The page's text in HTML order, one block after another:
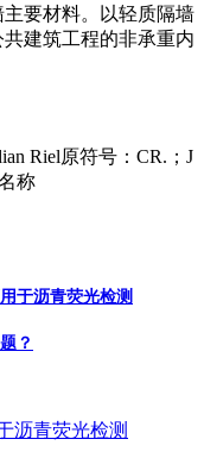
要材料。以轻质隔墙
建筑工程的非承重内
Riel原符号：CR.；J
称
于沥青荧光检测
？
沥青荧光检测